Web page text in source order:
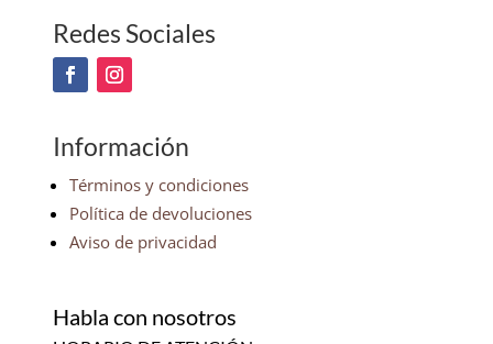
Redes Sociales
Información
Términos y condiciones
Política de devoluciones
Aviso de privacidad
Habla con nosotros